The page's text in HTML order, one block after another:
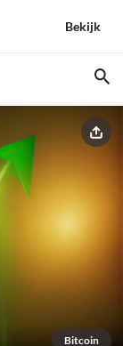
Bekijk
Bitcoin